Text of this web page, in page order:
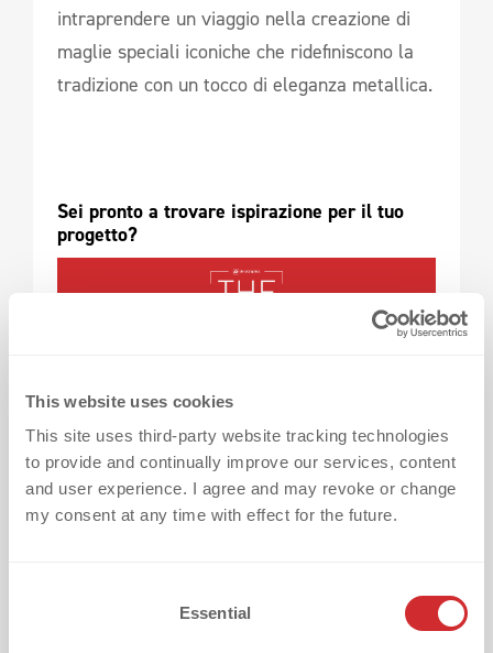
This website uses cookies
This site uses third-party website tracking technologies
to provide and continually improve our services, content
and user experience. I agree and may revoke or change
my consent at any time with effect for the future.
Essential
intraprendere un viaggio nella creazione di
maglie speciali iconiche che ridefiniscono la
tradizione con un tocco di eleganza metallica.
Sei pronto a trovare ispirazione per il tuo
progetto?